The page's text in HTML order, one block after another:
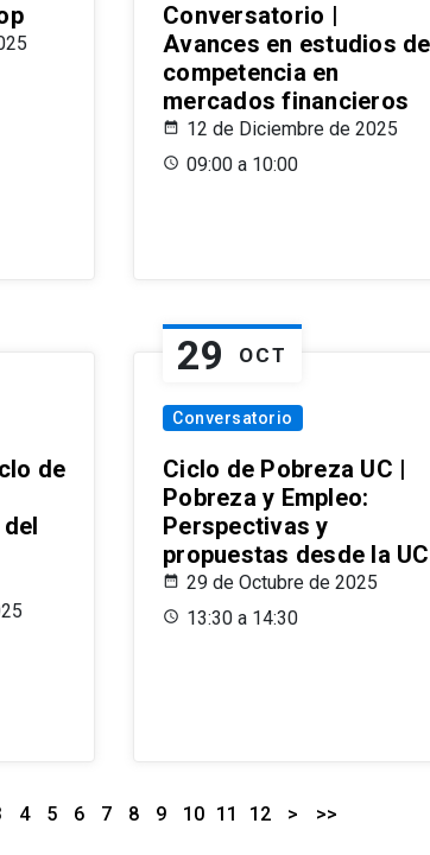
Conversatorio |
Avances en estudios de
competencia en
mercados financieros
12 de Diciembre de 2025
09:00 a 10:00
de
29 OCT
Conversatorio
Ciclo de Pobreza UC |
Pobreza y Empleo:
Perspectivas y
propuestas desde la UC
29 de Octubre de 2025
13:30 a 14:30
4 5 6 7 8 9 10 11 12 > >>